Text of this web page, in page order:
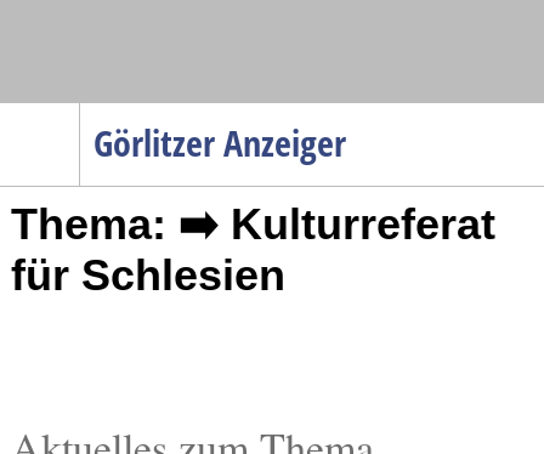
Görlitzer Anzeiger
Menüpunkte
Startseite
Gesellschaft
Thema: ➡️ Kulturreferat
für Schlesien